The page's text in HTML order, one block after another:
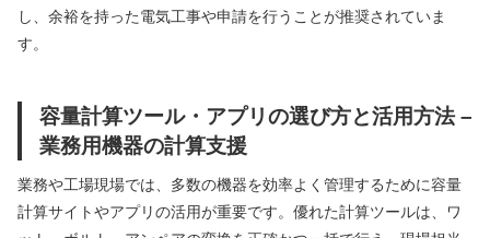
し、余裕を持った電気工事や申請を行うことが推奨されていま
す。
容量計算ツール・アプリの選び方と活用方法 –
業務用機器の計算支援
業務や工場現場では、多数の機器を効率よく管理するために容量
計算サイトやアプリの活用が重要です。優れた計算ツールは、ワ